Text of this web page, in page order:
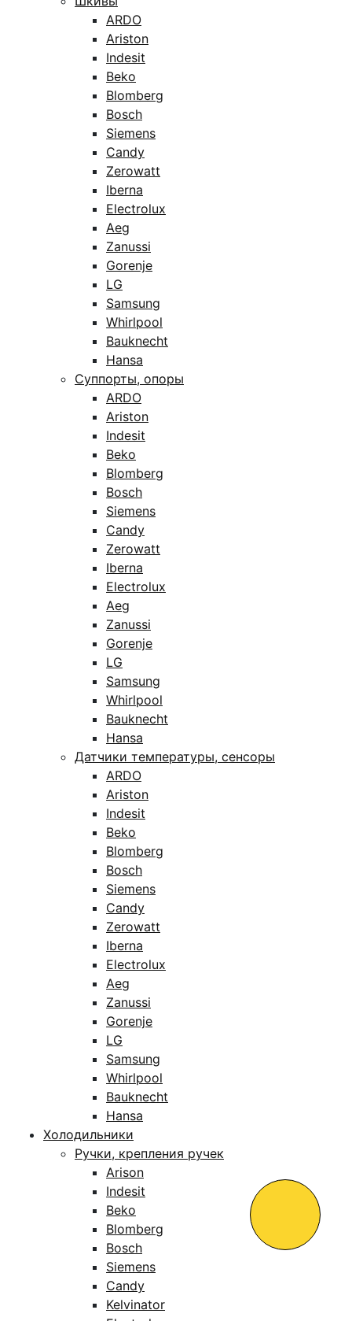
ARDO
Ariston
Indesit
Beko
Blomberg
Bosch
Siemens
Candy
Zerowatt
Iberna
Electrolux
Aeg
Zanussi
Gorenje
LG
Samsung
Whirlpool
Bauknecht
Hansa
Суппорты, опоры
ARDO
Ariston
Indesit
Beko
Blomberg
Bosch
Siemens
Candy
Zerowatt
Iberna
Electrolux
Aeg
Zanussi
Gorenje
LG
Samsung
Whirlpool
Bauknecht
Hansa
Датчики температуры, сенсоры
ARDO
Ariston
Indesit
Beko
Blomberg
Bosch
Siemens
Candy
Zerowatt
Iberna
Electrolux
Aeg
Zanussi
Gorenje
LG
Samsung
Whirlpool
Bauknecht
Hansa
Холодильники
Ручки, крепления ручек
Arison
Indesit
Beko
Blomberg
Bosch
Siemens
Candy
Kelvinator